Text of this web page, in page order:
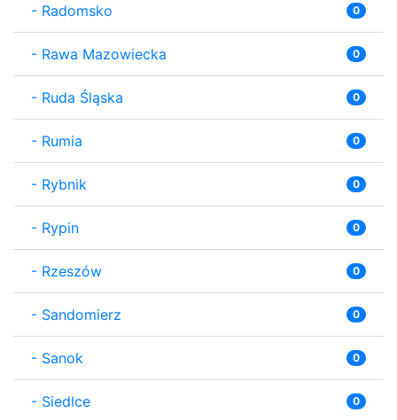
- Radomsko 0
- Rawa Mazowiecka 0
- Ruda Śląska 0
- Rumia 0
- Rybnik 0
- Rypin 0
- Rzeszów 0
- Sandomierz 0
- Sanok 0
- Siedlce 0